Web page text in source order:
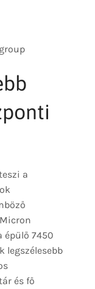
a
épülő 7450
legszélesebb
és fő